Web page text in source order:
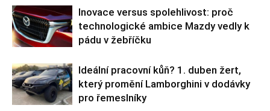
Inovace versus spolehlivost: proč
technologické ambice Mazdy vedly k
pádu v žebříčku
Ideální pracovní kůň? 1. duben žert,
který promění Lamborghini v dodávky
pro řemeslníky